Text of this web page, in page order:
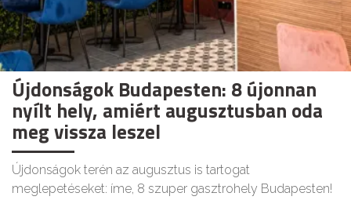
Újdonságok Budapesten: 8 újonnan
nyílt hely, amiért augusztusban oda
meg vissza leszel
Újdonságok terén az augusztus is tartogat
meglepetéseket: íme, 8 szuper gasztrohely Budapesten!